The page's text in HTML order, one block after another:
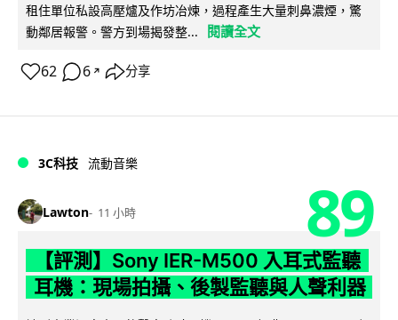
租住單位私設高壓爐及作坊冶煉，過程產生大量刺鼻濃煙，驚
動鄰居報警。警方到場揭發整...
閱讀全文
62 6 ↗ 分享
3C科技 流動音樂
Lawton 11 小時 89
【評測】Sony IER-M500 入耳式監聽
耳機：現場拍攝、後製監聽與人聲利器